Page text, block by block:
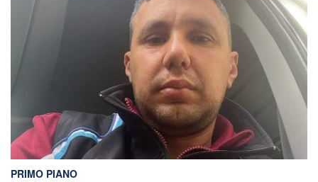
nell’ambito di un servizio straordinario ad “Alto Impatto”
disposto per rafforzare la presenza delle istituzioni e
contrastare ogni forma di illegalità. Un’azione massiccia
e coordinata che ha visto […]
PRIMO PIANO